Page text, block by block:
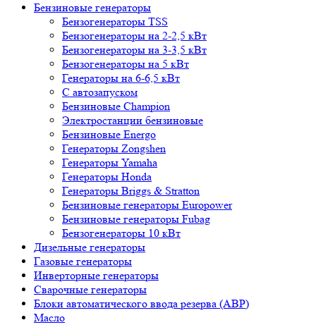
Бензиновые генераторы
Бензогенераторы TSS
Бензогенераторы на 2-2,5 кВт
Бензогенераторы на 3-3,5 кВт
Бензогенераторы на 5 кВт
Генераторы на 6-6,5 кВт
С автозапуском
Бензиновые Champion
Электростанции бензиновые
Бензиновые Energo
Генераторы Zongshen
Генераторы Yamaha
Генераторы Honda
Генераторы Briggs & Stratton
Бензиновые генераторы Europower
Бензиновые генераторы Fubag
Бензогенераторы 10 кВт
Дизельные генераторы
Газовые генераторы
Инверторные генераторы
Сварочные генераторы
Блоки автоматического ввода резерва (АВР)
Масло